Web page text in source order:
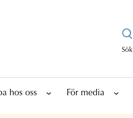
Sök
hos oss För media